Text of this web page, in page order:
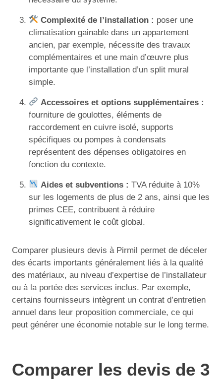
Complexité de l’installation : poser une
climatisation gainable dans un appartement
ancien, par exemple, nécessite des travaux
complémentaires et une main d’œuvre plus
importante que l’installation d’un split mural
simple.
Accessoires et options supplémentaires :
fourniture de goulottes, éléments de
raccordement en cuivre isolé, supports
spécifiques ou pompes à condensats
représentent des dépenses obligatoires en
fonction du contexte.
Aides et subventions : TVA réduite à 10%
sur les logements de plus de 2 ans, ainsi que les
primes CEE, contribuent à réduire
significativement le coût global.
Comparer plusieurs devis à Pirmil permet de déceler
des écarts importants généralement liés à la qualité
des matériaux, au niveau d’expertise de l’installateur
ou à la portée des services inclus. Par exemple,
certains fournisseurs intègrent un contrat d’entretien
annuel dans leur proposition commerciale, ce qui
peut générer une économie notable sur le long terme.
Comparer les devis de 3